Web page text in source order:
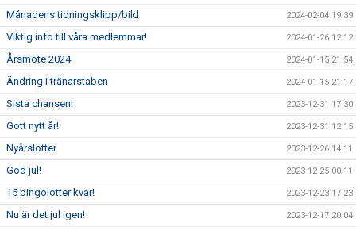
Månadens tidningsklipp/bild 2024-02-04 19:39
Viktig info till våra medlemmar! 2024-01-26 12:12
Årsmöte 2024 2024-01-15 21:54
Ändring i tränarstaben 2024-01-15 21:17
Sista chansen! 2023-12-31 17:30
Gott nytt år! 2023-12-31 12:15
Nyårslotter 2023-12-26 14:11
God jul! 2023-12-25 00:11
15 bingolotter kvar! 2023-12-23 17:23
Nu är det jul igen! 2023-12-17 20:04